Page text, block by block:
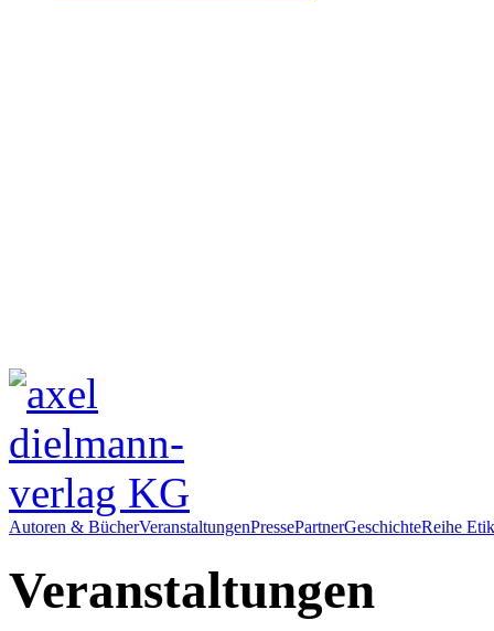
Autoren & BücherVeranstaltungenPressePartnerGeschichteReihe
Veranstaltungen